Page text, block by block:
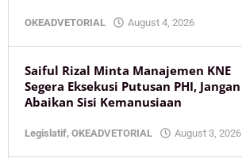
OKEADVETORIAL August 4, 2026
Saiful Rizal Minta Manajemen KNE
Segera Eksekusi Putusan PHI, Jangan
Abaikan Sisi Kemanusiaan
Legislatif, OKEADVETORIAL August 3, 2026